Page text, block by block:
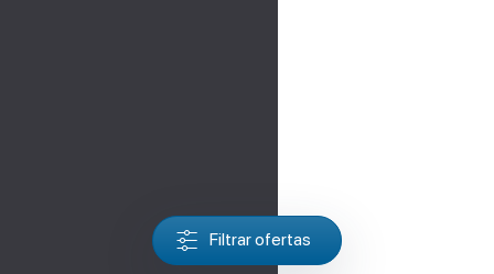
Filtrar ofertas